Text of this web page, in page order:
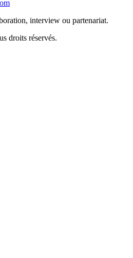
interview ou partenariat.
droits réservés.